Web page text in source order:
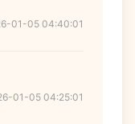
01-05 04:40:01
01-05 04:25:01